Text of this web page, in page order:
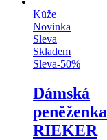
Kůže
Novinka
Sleva
Skladem
Sleva-50%
Dámská
peněženka
RIEKER